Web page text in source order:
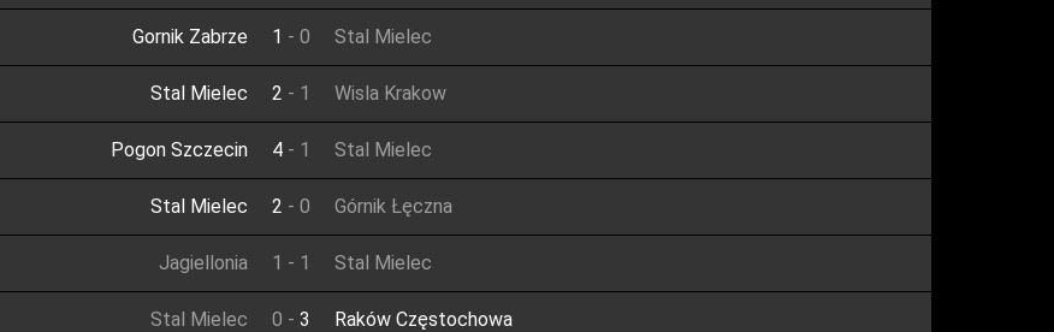
Gornik Zabrze 1 - 0 Stal Mielec
Stal Mielec 2 - 1 Wisla Krakow
Pogon Szczecin 4 - 1 Stal Mielec
Stal Mielec 2 - 0 Górnik Łęczna
Jagiellonia 1 - 1 Stal Mielec
Stal Mielec 0 - 3 Raków Częstochowa